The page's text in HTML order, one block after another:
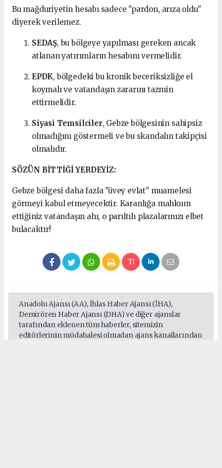
Bu mağduriyetin hesabı sadece "pardon, arıza oldu"
diyerek verilemez.
SEDAŞ, bu bölgeye yapılması gereken ancak
atlanan yatırımların hesabını vermelidir.
EPDK, bölgedeki bu kronik beceriksizliğe el
koymalı ve vatandaşın zararını tazmin
ettirmelidir.
Siyasi Temsilciler, Gebze bölgesinin sahipsiz
olmadığını göstermeli ve bu skandalın takipçisi
olmalıdır.
SÖZÜN BİTTİĞİ YERDEYİZ:
Gebze bölgesi daha fazla "üvey evlat" muamelesi
görmeyi kabul etmeyecektir. Karanlığa mahkum
ettiğiniz vatandaşın ahı, o parıltılı plazalarınızı elbet
bulacaktır!
Anadolu Ajansı (AA), İhlas Haber Ajansı (İHA),
Demirören Haber Ajansı (DHA) ve diğer ajanslar
tarafından eklenen tüm haberler, sitemizin
editörlerinin müdahalesi olmadan ajans kanallarından